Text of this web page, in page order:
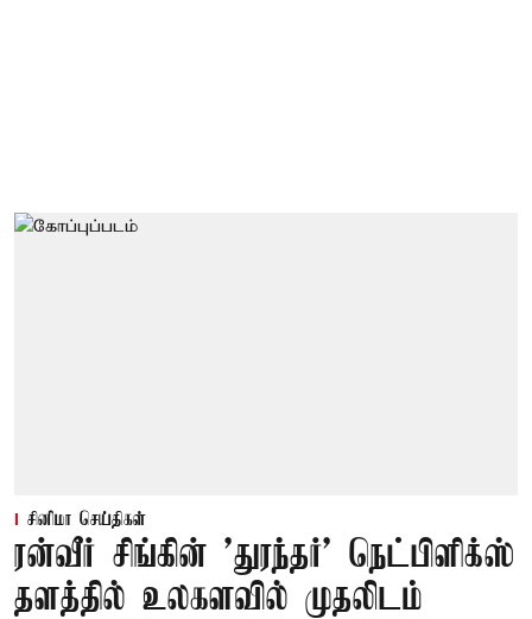
சினிமா செய்திகள்
ரன்வீர் சிங்கின் 'துரந்தர்' நெட்பிளிக்ஸ்
தளத்தில் உலகளவில் முதலிடம்